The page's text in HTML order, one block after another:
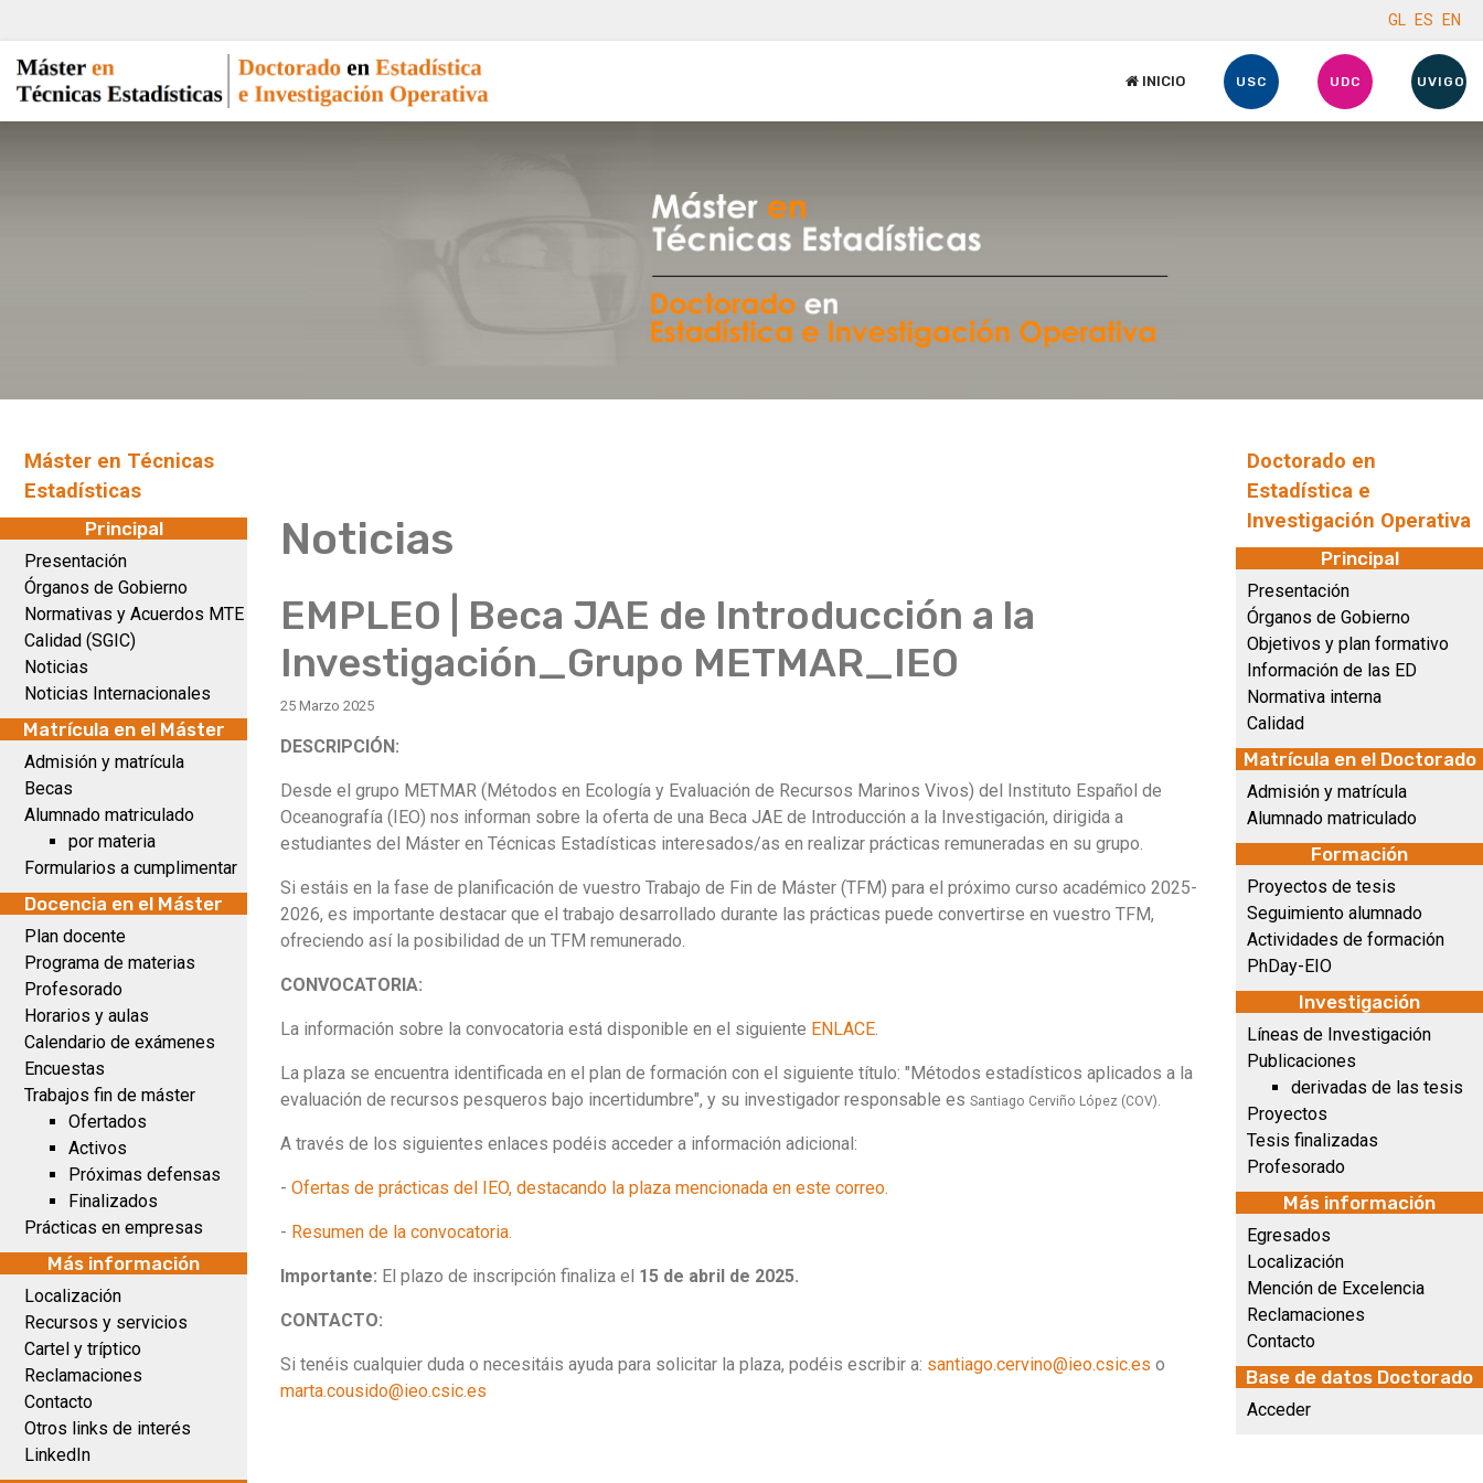
GL ES EN
INICIO USC UDC UVIGO
Máster en Técnicas
Estadísticas
Principal
Presentación
Órganos de Gobierno
Normativas y Acuerdos MTE
Calidad (SGIC)
Noticias
Noticias Internacionales
Matrícula en el Máster
Admisión y matrícula
Becas
Alumnado matriculado
por materia
Formularios a cumplimentar
Docencia en el Máster
Plan docente
Programa de materias
Profesorado
Horarios y aulas
Calendario de exámenes
Encuestas
Trabajos fin de máster
Ofertados
Activos
Próximas defensas
Finalizados
Prácticas en empresas
Más información
Localización
Recursos y servicios
Cartel y tríptico
Reclamaciones
Contacto
Otros links de interés
LinkedIn
Noticias
EMPLEO | Beca JAE de Introducción a la
Investigación_Grupo METMAR_IEO
25 Marzo 2025
DESCRIPCIÓN:
Desde el grupo METMAR (Métodos en Ecología y Evaluación de Recursos Marinos Vivos) del Instituto Español de
Oceanografía (IEO) nos informan sobre la oferta de una Beca JAE de Introducción a la Investigación, dirigida a
estudiantes del Máster en Técnicas Estadísticas interesados/as en realizar prácticas remuneradas en su grupo.
Si estáis en la fase de planificación de vuestro Trabajo de Fin de Máster (TFM) para el próximo curso académico 2025-
2026, es importante destacar que el trabajo desarrollado durante las prácticas puede convertirse en vuestro TFM,
ofreciendo así la posibilidad de un TFM remunerado.
CONVOCATORIA:
La información sobre la convocatoria está disponible en el siguiente ENLACE.
La plaza se encuentra identificada en el plan de formación con el siguiente título: "Métodos estadísticos aplicados a la
evaluación de recursos pesqueros bajo incertidumbre", y su investigador responsable es Santiago Cerviño López (COV).
A través de los siguientes enlaces podéis acceder a información adicional:
- Ofertas de prácticas del IEO, destacando la plaza mencionada en este correo.
- Resumen de la convocatoria.
Importante: El plazo de inscripción finaliza el 15 de abril de 2025.
CONTACTO:
Si tenéis cualquier duda o necesitáis ayuda para solicitar la plaza, podéis escribir a: santiago.cervino@ieo.csic.es o
marta.cousido@ieo.csic.es
Doctorado en
Estadística e
Investigación Operativa
Principal
Presentación
Órganos de Gobierno
Objetivos y plan formativo
Información de las ED
Normativa interna
Calidad
Matrícula en el Doctorado
Admisión y matrícula
Alumnado matriculado
Formación
Proyectos de tesis
Seguimiento alumnado
Actividades de formación
PhDay-EIO
Investigación
Líneas de Investigación
Publicaciones
derivadas de las tesis
Proyectos
Tesis finalizadas
Profesorado
Más información
Egresados
Localización
Mención de Excelencia
Reclamaciones
Contacto
Base de datos Doctorado
Acceder